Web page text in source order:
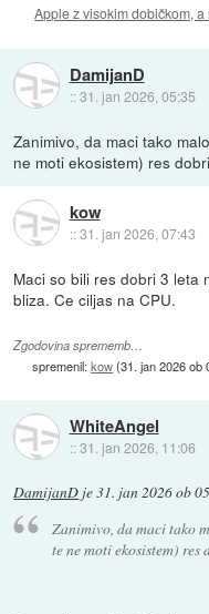
Apple z visokim dobičkom,
DamijanD
::31. jan 2026, 05:35
Zanimivo, da maci tako
ne moti ekosistem) res
kow
::31. jan 2026, 07:43
Maci so bili res dobri 3 leta
bliza. Ce ciljas na CPU.
Zgodovina sprememb…
spremenil:kow(31. jan 2026 ob
WhiteAngel
::31. jan 2026, 11:06
DamijanD je31. jan 2026 ob
Zanimivo, da maci tako
te ne moti ekosistem) res